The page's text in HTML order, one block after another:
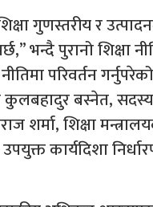
गुणस्तरीय र
भन्दै पुरानो शिक्षा
परिवर्तन
कुलबहादुर बस्नेत,
शर्मा, शिक्षा
कार्यदिशा